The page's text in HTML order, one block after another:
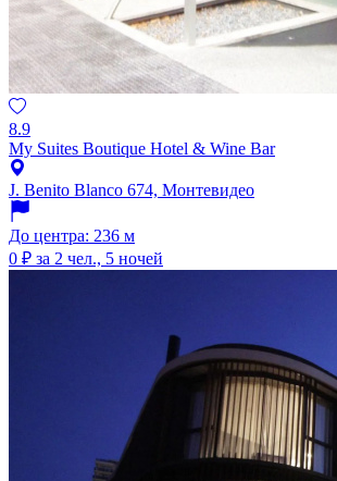
8.9
My Suites Boutique Hotel & Wine Bar
J. Benito Blanco 674, Монтевидео
До центра: 236 м
0 ₽ за 2 чел., 5 ночей